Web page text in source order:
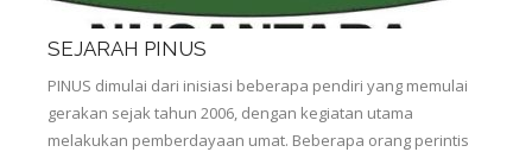
SEJARAH PINUS
PINUS dimulai dari inisiasi beberapa pendiri yang memulai
gerakan sejak tahun 2006, dengan kegiatan utama
melakukan pemberdayaan umat. Beberapa orang perintis